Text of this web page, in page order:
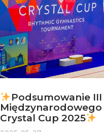
Podsumowanie III
Międzynarodowego
Crystal Cup 2025